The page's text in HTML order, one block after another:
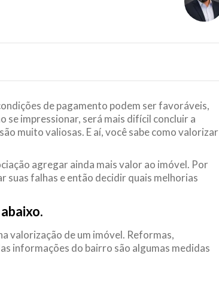
de pagamento podem ser favoráveis,
se impressionar, será mais difícil concluir a
muito valiosas. E aí, você sabe como valorizar
agregar ainda mais valor ao imóvel. Por
suas falhas e então decidir quais melhorias
valorização de um imóvel. Reformas,
informações do bairro são algumas medidas